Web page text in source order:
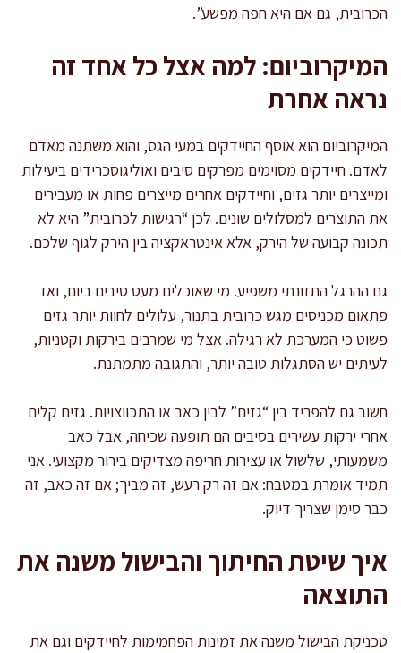
הכרובית, גם אם היא חפה מפשע”.
המיקרוביום: למה אצל כל אחד זה
נראה אחרת
המיקרוביום הוא אוסף החיידקים במעי הגס, והוא משתנה מאדם
לאדם. חיידקים מסוימים מפרקים סיבים ואוליגוסכרידים ביעילות
ומייצרים יותר גזים, וחיידקים אחרים מייצרים פחות או מעבירים
את התוצרים למסלולים שונים. לכן “רגישות לכרובית” היא לא
תכונה קבועה של הירק, אלא אינטראקציה בין הירק לגוף שלכם.
גם ההרגל התזונתי משפיע. מי שאוכלים מעט סיבים ביום, ואז
פתאום מכניסים מגש כרובית בתנור, עלולים לחוות יותר גזים
פשוט כי המערכת לא רגילה. אצל מי שמרבים בירקות וקטניות,
לעיתים יש הסתגלות טובה יותר, והתגובה מתמתנת.
חשוב גם להפריד בין “גזים” לבין כאב או התכווצויות. גזים קלים
אחרי ירקות עשירים בסיבים הם תופעה שכיחה, אבל כאב
משמעותי, שלשול או עצירות חריפה מצדיקים בירור מקצועי. אני
תמיד אומרת במטבח: אם זה רק רעש, זה מביך; אם זה כאב, זה
כבר סימן שצריך דיוק.
איך שיטת החיתוך והבישול משנה את
התוצאה
טכניקת הבישול משנה את זמינות הפחמימות לחיידקים וגם את